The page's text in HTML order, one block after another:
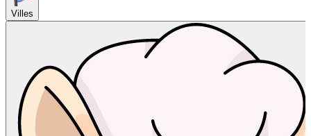
Villes